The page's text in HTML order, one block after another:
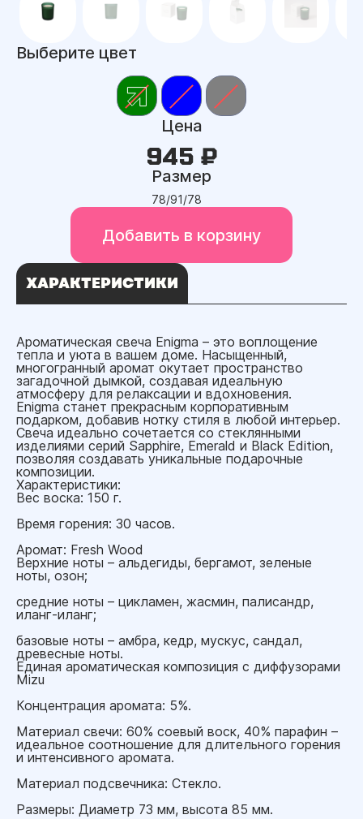
Выберите цвет
Цена
945 ₽
Размер
78/91/78
Добавить в корзину
ХАРАКТЕРИСТИКИ
Ароматическая свеча Enigma – это воплощение
тепла и уюта в вашем доме. Насыщенный,
многогранный аромат окутает пространство
загадочной дымкой, создавая идеальную
атмосферу для релаксации и вдохновения.
Enigma станет прекрасным корпоративным
подарком, добавив нотку стиля в любой интерьер.
Свеча идеально сочетается со стеклянными
изделиями серий Sapphire, Emerald и Black Edition,
позволяя создавать уникальные подарочные
композиции.
Характеристики:
Вес воска: 150 г.
Время горения: 30 часов.
Аромат: Fresh Wood
Верхние ноты – альдегиды, бергамот, зеленые
ноты, озон;
средние ноты – цикламен, жасмин, палисандр,
иланг-иланг;
базовые ноты – амбра, кедр, мускус, сандал,
древесные ноты.
Единая ароматическая композиция с диффузорами
Mizu
Концентрация аромата: 5%.
Материал свечи: 60% соевый воск, 40% парафин –
идеальное соотношение для длительного горения
и интенсивного аромата.
Материал подсвечника: Стекло.
Размеры: Диаметр 73 мм, высота 85 мм.